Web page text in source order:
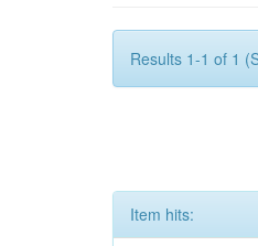
Results 1-1 of 1
Item hits: